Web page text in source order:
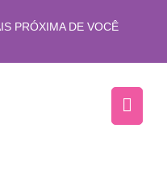
PRÓXIMA DE VOCÊ